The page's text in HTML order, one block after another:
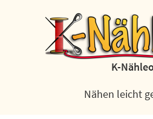
Hauptnavigation
Seitenspalte
K-
Nähen leicht